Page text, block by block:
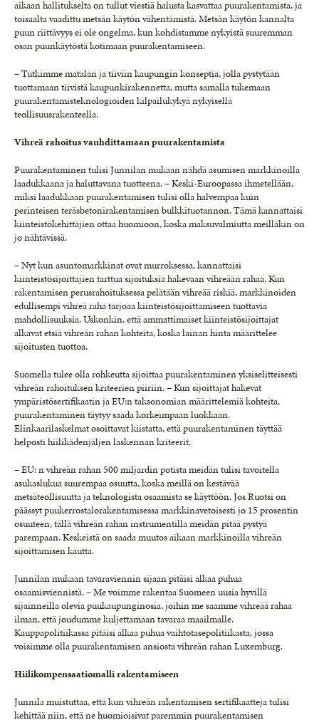
aikaan hallitukselta on tullut viestiä halusta kasvattaa puurakentamista, ja
toisaalta vaadittu metsän käytön vähentämistä. Metsän käytön kannalta
puun riittävyys ei ole ongelma, kun kohdistamme nykyistä suuremman
osan puunkäytöstä kotimaan puurakentamiseen.
– Tutkimme matalan ja tiiviin kaupungin konseptia, jolla pystytään
tuottamaan tiivistä kaupunkirakennetta, mutta samalla tukemaan
puurakentamisteknologioiden kilpailukykyä nykyisellä
teollisuusrakenteella.
Vihreä rahoitus vauhdittamaan puurakentamista
Puurakentaminen tulisi Junnilan mukaan nähdä asumisen markkinoilla
laadukkaana ja haluttavana tuotteena. – Keski-Euroopassa ihmetellään,
miksi laadukkaan puurakentamisen tulisi olla halvempaa kuin
perinteisen teräsbetonirakentamisen bulkkituotannon. Tämä kannattaisi
kiinteistökehittäjien ottaa huomioon, koska maksuvalmiutta meilläkin on
jo nähtävissä.
– Nyt kun asuntomarkkinat ovat murroksessa, kannattaisi
kiinteistösijoittajien tarttua sijoituksia hakevaan vihreään rahaa. Kun
rakentamisen perusrahoituksessa pelätään vihreää riskiä, markkinoiden
edullisempi vihreä raha tarjoaa kiinteistösijoittamiseen tuottavia
mahdollisuuksia. Uskonkin, että ammattimaiset kiinteistösijoittajat
alkavat etsiä vihreän rahan kohteita, koska lainan hinta määrittelee
sijoitusten tuottoa.
Suomella tulee olla rohkeutta sijoittaa puurakentaminen yksiselitteisesti
vihreän rahoituksen kriteerien piiriin. – Kun sijoittajat hakevat
ympäristösertifikaatin ja EU:n taksonomian määrittelemiä kohteita,
puurakentaminen täytyy saada korkeimpaan luokkaan.
Elinkaarilaskelmat osoittavat kiistatta, että puurakentaminen täyttää
helposti hiilikädenjäljen laskennan kriteerit.
– EU: n vihreän rahan 500 miljardin potista meidän tulisi tavoitella
asukaslukua suurempaa osuutta, koska meillä on kestävää
metsäteollisuutta ja teknologista osaamista se käyttöön. Jos Ruotsi on
päässyt puukerrostalorakentamisessa markkinavetoisesti jo 15 prosentin
osuuteen, tällä vihreän rahan instrumentilla meidän pitää pystyä
parempaan. Keskeistä on saada muutos aikaan markkinoilla vihreän
sijoittamisen kautta.
Junnilan mukaan tavaraviennin sijaan pitäisi alkaa puhua
osaamisviennistä. – Me voimme rakentaa Suomeen uusia hyvillä
sijainneilla olevia puukaupunginosia, joihin me saamme vihreää rahaa
ilman, että joudumme kuljettamaan tavaraa maailmalle.
Kauppapolitiikassa pitäisi alkaa puhua vaihtotasepolitiikasta, jossa
voisimme olla puurakentamisen ansiosta vihreän rahan Luxemburg.
Hiilikompensaatiomalli rakentamiseen
Junnila muistuttaa, että kun vihreän rakentamisen sertifikaatteja tulisi
kehittää niin, että ne huomioisivat paremmin puurakentamisen